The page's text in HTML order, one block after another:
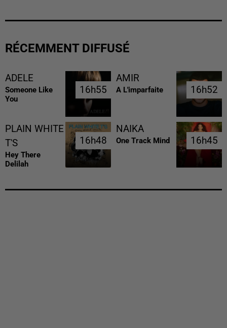
RÉCEMMENT DIFFUSÉ
ADELE
Someone Like
You
16h55
16h55
AMIR
A L'imparfaite 16h52
16h52
PLAIN WHITE
T'S
Hey There
Delilah
16h48
16h48
NAIKA
One Track Mind 16h45
16h45